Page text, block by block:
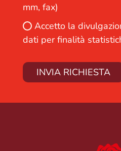
mm, fax)
Accetto la
dati per finalità
INVIA RICHIESTA